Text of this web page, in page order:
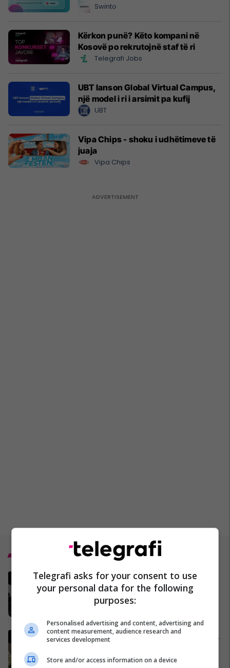
Swinto
Kërkon punë? Këto kompani në
Kosovë po rekrutojnë staf të ri
Telegrafi Jobs
UBT lanson Global Virtual Campus,
një model i ri i arsimit pa kufij
UBT
Vipa Chips - shoku i udhëtimeve të
juaja
Vipa Chips
MINUTË PAS MINUTE - A po
funksionon armëpushimi
SHBA-Iran?
Gjermania shtrëngon rregullat,
ushtria për të dalë jashtë
Telegrafi asks for your consent to use
your personal data for the following
purposes:
Personalised advertising and content, advertising and
content measurement, audience research and
services development
Store and/or access information on a device